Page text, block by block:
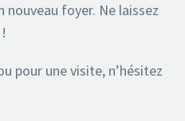
nouveau foyer. Ne laissez
pour une visite, n’hésitez